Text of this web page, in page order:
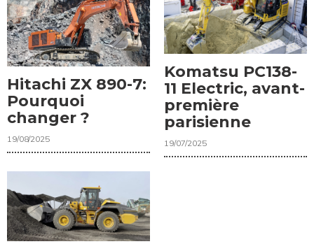
Hitachi ZX 890-7:
Pourquoi
changer ?
19/08/2025
Komatsu PC138-
11 Electric, avant-
première
parisienne
19/07/2025